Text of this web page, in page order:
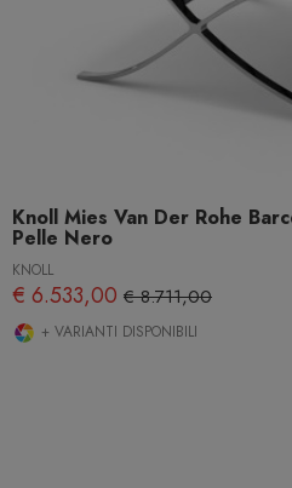
Knoll Mies Van Der Rohe
Pelle Nero
KNOLL
€ 6.533,00 € 8.711,00
+ VARIANTI DISPONIBILI